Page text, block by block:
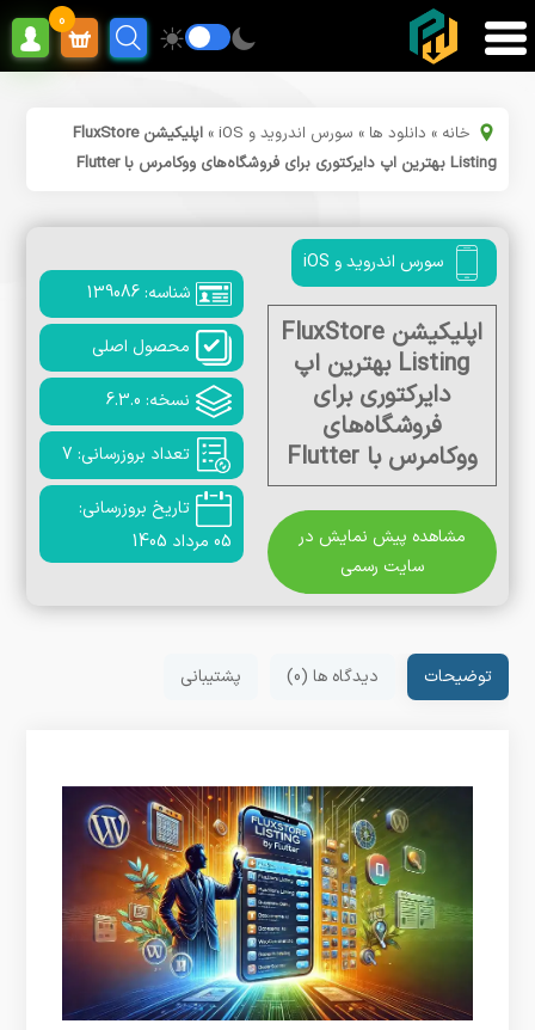
0
خانه » دانلود ها » سورس اندروید و iOS »
اپلیکیشن FluxStore
Listing بهترین اپ دایرکتوری برای فروشگاه‌های ووکامرس با Flutter
سورس اندروید و iOS
اپلیکیشن FluxStore
Listing بهترین اپ
دایرکتوری برای
فروشگاه‌های
ووکامرس با Flutter
مشاهده پیش نمایش در
سایت رسمی
شناسه: 139086
محصول اصلی
نسخه: 6.3.0
تعداد بروزرسانی: 7
تاریخ بروزرسانی:
05 مرداد 1405
توضیحات دیدگاه ها (0) پشتیبانی